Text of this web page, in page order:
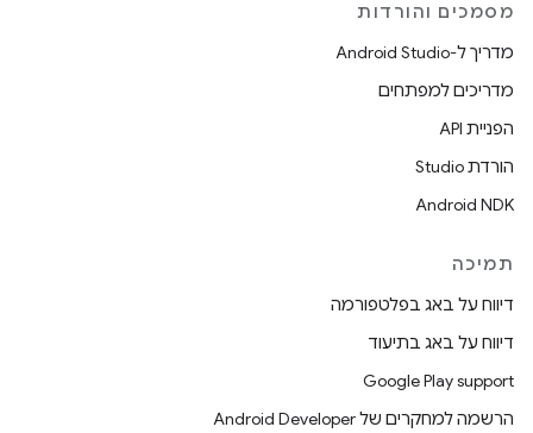
מסמכים והורדות
מדריך ל-Android Studio
מדריכים למפתחים
הפניית API
הורדת Studio
Android NDK
תמיכה
דיווח על באג בפלטפורמה
דיווח על באג בתיעוד
Google Play support
הרשמה למחקרים של Android Developer